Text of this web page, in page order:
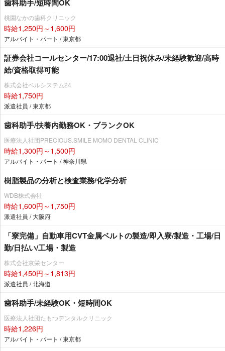
歯科助手/短時間OK
桃園なかの歯科クリニック
時給1,250円～1,600円
アルバイト・パート / 東京都
証券会社コールセンター/17:00退社/土日祝休み/未経験歓迎/高時
給/資格取得可能
株式会社ベルシステム24
時給1,750円
派遣社員 / 東京都
歯科助手/扶養内勤務OK・ブランクOK
医療法人社団PRECIOUS.SMILE MOMO DENTAL CLINIC
時給1,300円～1,500円
アルバイト・パート / 神奈川県
樹脂製品の分析と検査業務/化学分析
WDB株式会社
時給1,600円～1,750円
派遣社員 / 大阪府
「寮完備」自動車用CVT金属ベルトの製造/即入寮/製造・工場/日
勤/日払い/工場・製造
株式会社京栄センター
時給1,450円～1,813円
派遣社員 / 北海道
歯科助手/未経験OK・短時間OK
医療法人社団たもつデンタルクリニック
時給1,226円
アルバイト・パート / 東京都